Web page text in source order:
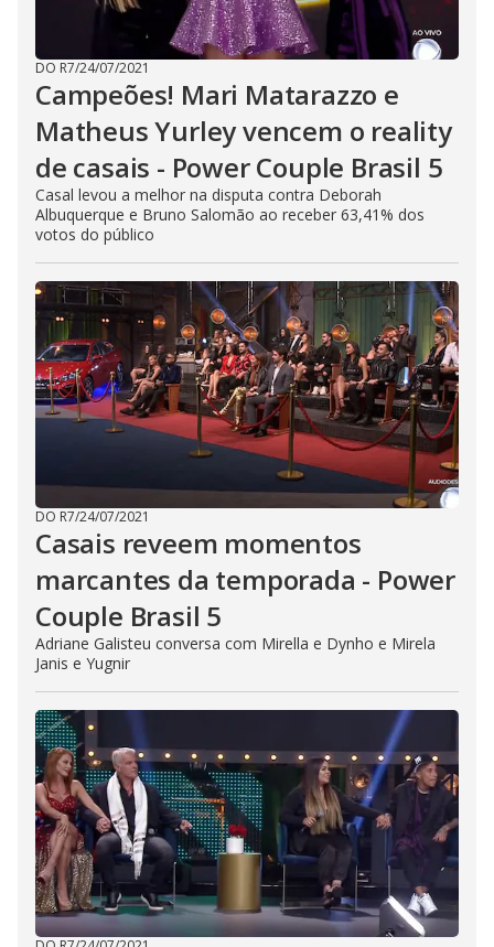
DO R7/24/07/2021
Campeões! Mari Matarazzo e
Matheus Yurley vencem o reality
de casais - Power Couple Brasil 5
Casal levou a melhor na disputa contra Deborah
Albuquerque e Bruno Salomão ao receber 63,41% dos
votos do público
DO R7/24/07/2021
Casais reveem momentos
marcantes da temporada - Power
Couple Brasil 5
Adriane Galisteu conversa com Mirella e Dynho e Mirela
Janis e Yugnir